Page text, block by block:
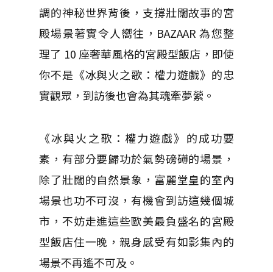
調的神秘世界背後，支撐壯闊故事的宮
殿場景著實令人嚮往，BAZAAR 為您整
理了 10 座奢華風格的宮殿型飯店 ，即使
你不是《冰與火之歌：權力遊戲》的忠
實觀眾，到訪後也會為其魂牽夢縈。
《冰與火之歌：權力遊戲》的成功要
素，有部分要歸功於氣勢磅礡的場景，
除了壯闊的自然景象，富麗堂皇的室內
場景也功不可沒，有機會到訪這幾個城
市，不妨走進這些歐美最負盛名的宮殿
型飯店住一晚，親身感受有如影集內的
場景不再遙不可及。